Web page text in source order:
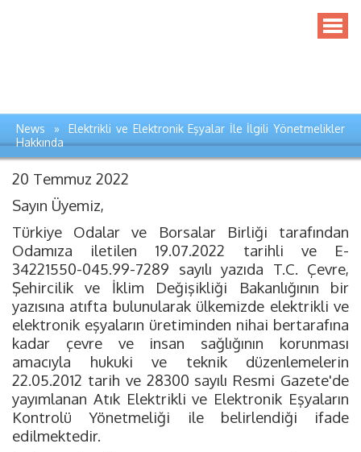
News » Elektrikli ve Elektronik Eşyalar İle İlgili Yönetmelikler
Hakkında
20 Temmuz 2022
Sayın Üyemiz,
Türkiye Odalar ve Borsalar Birliği tarafından
Odamıza iletilen 19.07.2022 tarihli ve E-
34221550-045.99-7289 sayılı yazıda T.C. Çevre,
Şehircilik ve İklim Değişikliği Bakanlığının bir
yazısına atıfta bulunularak ülkemizde elektrikli ve
elektronik eşyaların üretiminden nihai bertarafına
kadar çevre ve insan sağlığının korunması
amacıyla hukuki ve teknik düzenlemelerin
22.05.2012 tarih ve 28300 sayılı Resmi Gazete'de
yayımlanan Atık Elektrikli ve Elektronik Eşyaların
Kontrolü Yönetmeliği ile belirlendiği ifade
edilmektedir.